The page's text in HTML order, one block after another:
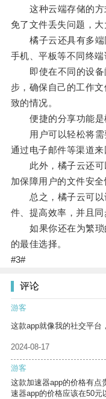
这种云端存储的方
免了文件丢失问题，大
橘子云还具有多端
手机、平板等不同终端
即使在不同的设备
步，确保自己的工作
致的情况。
便捷的分享功能是
用户可以轻松将需
通过电子邮件等渠道来
此外，橘子云还可
加保障用户的文件安全
总之，橘子云可以
件、提高效率，并且同
如果你还在为繁琐
的最佳选择。
#3#
评论
游客
这款app就像我的社交平台
2024-08-17
游客
这款加速器app的价格有点
速器app的价格应该在50元